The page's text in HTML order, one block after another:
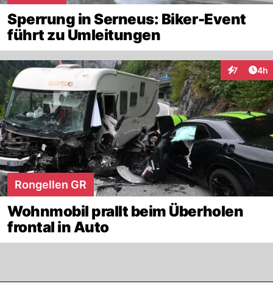
Sperrung in Serneus: Biker-Event
führt zu Umleitungen
7 4h
Rongellen GR
Wohnmobil prallt beim Überholen
frontal in Auto